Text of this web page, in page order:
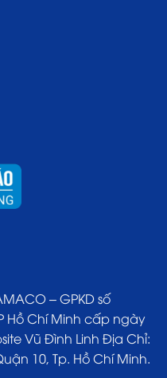
– GPKD số
Hồ Chí Minh cấp ngày
Vũ Đình Linh Địa Chỉ:
10, Tp. Hồ Chí Minh.